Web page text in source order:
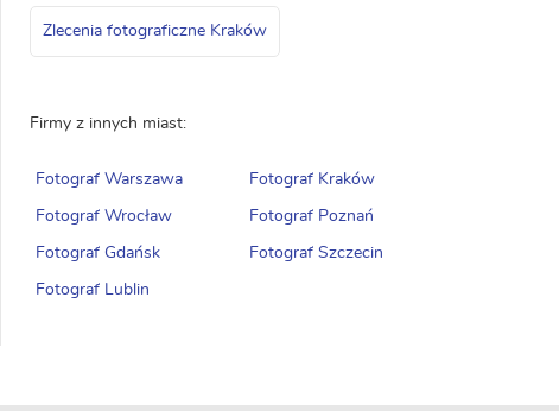
Zlecenia fotograficzne Kraków
Firmy z innych miast:
Fotograf Warszawa Fotograf Kraków
Fotograf Wrocław Fotograf Poznań
Fotograf Gdańsk Fotograf Szczecin
Fotograf Lublin